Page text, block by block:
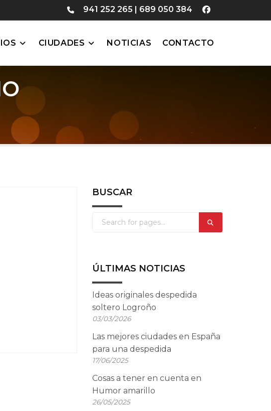
941 252 265 | 689 050 384
CIUDADES NOTICIAS CONTACTO
BUSCAR
ÚLTIMAS NOTICIAS
Ideas originales despedida
soltero Logroño
03/03/2026
Las mejores ciudades en España
para una despedida
17/06/2025
Cosas a tener en cuenta en
Humor amarillo
26/05/2025